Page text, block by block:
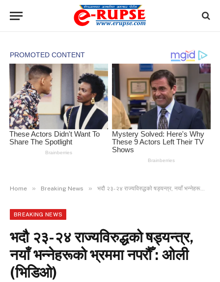
Home » Breaking News » भदौ २३-२४ राज्यविरुद्धको षड्यन्त्र, नयाँ भन्नेहरूको भ्रममा नपरौँ : ओली (भिडिओ)
BREAKING NEWS
भदौ २३-२४ राज्यविरुद्धको षड्यन्त्र,
नयाँ भन्नेहरूको भ्रममा नपरौँ : ओली
(भिडिओ)